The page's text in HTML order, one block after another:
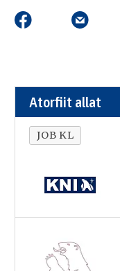
Atorfiit allat
JOB KL